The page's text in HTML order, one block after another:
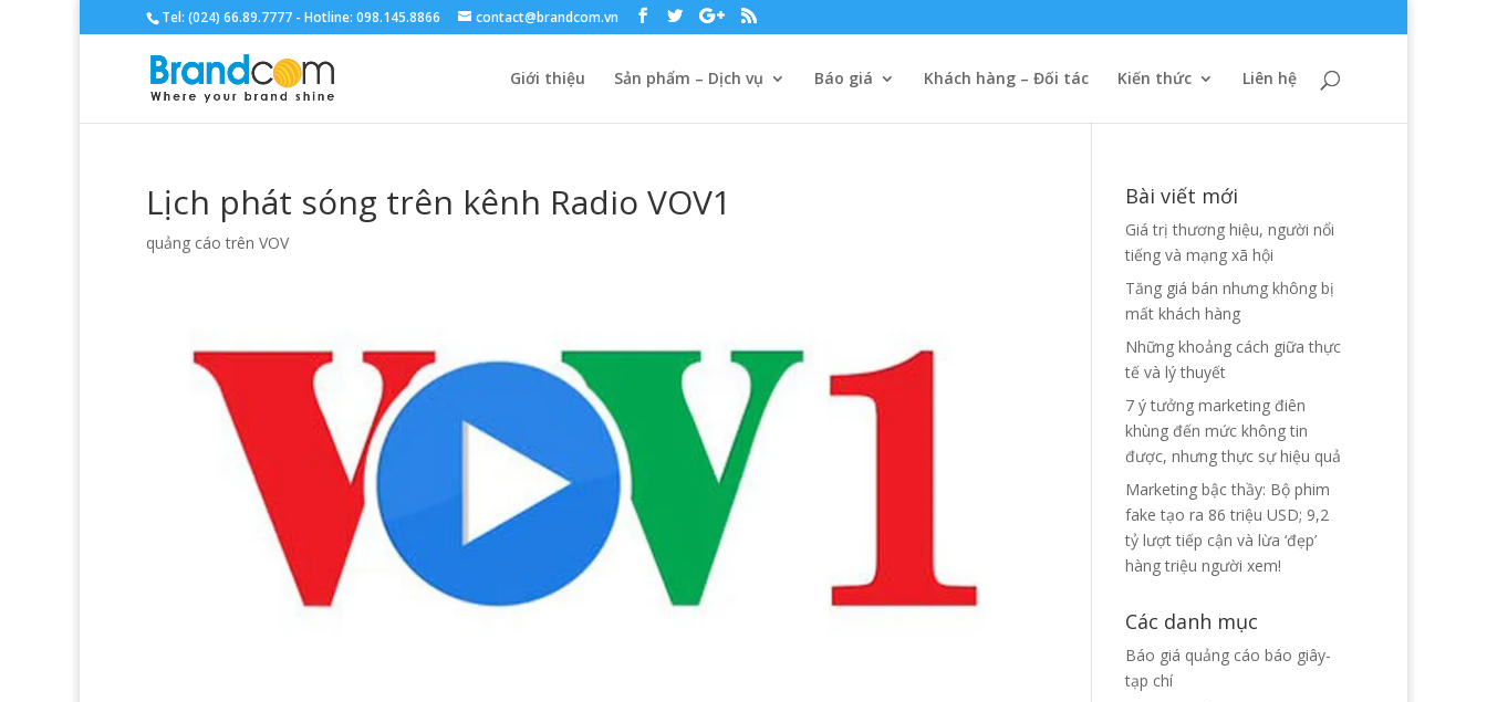
Tel: (024) 66.89.7777 - Hotline: 098.145.8866 contact@brandcom.vn
Giới thiệu Sản phẩm – Dịch vụ Báo giá Khách hàng – Đối tác Kiến thức Liên hệ
Lịch phát sóng trên kênh Radio VOV1
quảng cáo trên VOV
Bài viết mới
Giá trị thương hiệu, người nổi
tiếng và mạng xã hội
Tăng giá bán nhưng không bị
mất khách hàng
Những khoảng cách giữa thực
tế và lý thuyết
7 ý tưởng marketing điên
khùng đến mức không tin
được, nhưng thực sự hiệu quả
Marketing bậc thầy: Bộ phim
fake tạo ra 86 triệu USD; 9,2
tỷ lượt tiếp cận và lừa ‘đẹp’
hàng triệu người xem!
Các danh mục
Báo giá quảng cáo báo giây-
tạp chí